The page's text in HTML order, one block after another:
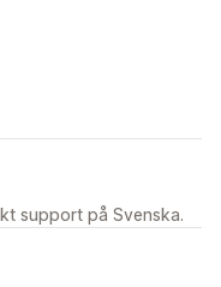
support på Svenska.